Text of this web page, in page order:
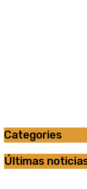
Categories
Últimas